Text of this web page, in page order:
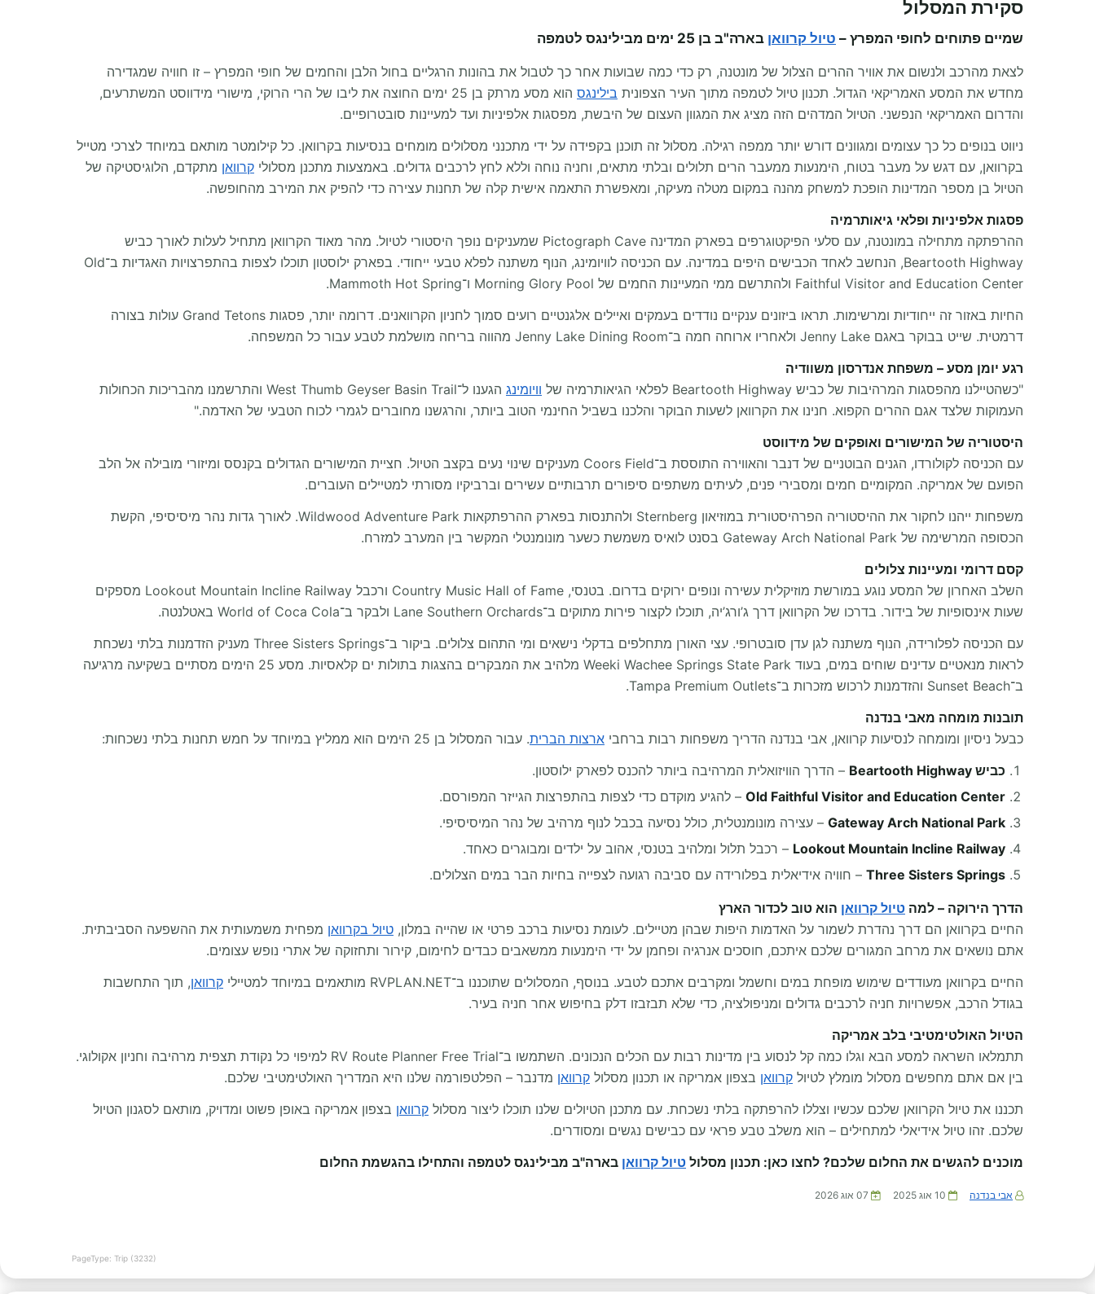
סקירת המסלול
שמיים פתוחים לחופי המפרץ – טיול קרוואן בארה"ב בן 25 ימים מבילינגס לטמפה
לצאת מהרכב ולנשום את אוויר ההרים הצלול של מונטנה, רק כדי כמה שבועות אחר כך לטבול את בהונות הרגליים בחול הלבן והחמים של חופי המפרץ – זו חוויה שמגדירה
מחדש את המסע האמריקאי הגדול. תכנון טיול לטמפה מתוך העיר הצפונית בילינגס
הוא מסע מרתק בן 25 ימים החוצה את ליבו של הרי הרוקי, מישורי מידווסט המשתרעים,
והדרום האמריקאי הנפשני. הטיול המדהים הזה מציג את המגוון העצום של היבשת, מפסגות אלפיניות ועד למעיינות סובטרופיים.
ניווט בנופים כל כך עצומים ומגוונים דורש יותר ממפה רגילה. מסלול זה תוכנן בקפידה על ידי מתכנני מסלולים מומחים בנסיעות בקרוואן. כל קילומטר מותאם במיוחד לצרכי מטייל
בקרוואן, עם דגש על מעבר בטוח, הימנעות ממעבר הרים תלולים ובלתי מתאים, וחניה נוחה וללא לחץ לרכבים גדולים. באמצעות מתכנן מסלולי קרוואן מתקדם, הלוגיסטיקה של
הטיול בן מספר המדינות הופכת למשחק מהנה במקום מטלה מעיקה, ומאפשרת התאמה אישית קלה של תחנות עצירה כדי להפיק את המירב מהחופשה.
פסגות אלפיניות ופלאי גיאותרמיה
ההרפתקה מתחילה במונטנה, עם סלעי הפיקטוגרפים בפארק המדינה Pictograph Cave שמעניקים נופך היסטורי לטיול. מהר מאוד הקרוואן מתחיל לעלות לאורך כביש
Beartooth Highway, הנחשב לאחד הכבישים היפים במדינה. עם הכניסה לוויומינג, הנוף משתנה לפלא טבעי ייחודי. בפארק ילוסטון תוכלו לצפות בהתפרצויות האגדיות ב־Old
Faithful Visitor and Education Center ולהתרשם ממי המעיינות החמים של Morning Glory Pool ו־Mammoth Hot Spring.
החיות באזור זה ייחודיות ומרשימות. תראו ביזונים ענקיים נודדים בעמקים ואיילים אלגנטיים רועים סמוך לחניון הקרוואנים. דרומה יותר, פסגות Grand Tetons עולות בצורה
דרמטית. שייט בבוקר באגם Jenny Lake ולאחריו ארוחה חמה ב־Jenny Lake Dining Room מהווה בריחה מושלמת לטבע עבור כל המשפחה.
רגע יומן מסע – משפחת אנדרסון משוודיה
"כשהטיילנו מהפסגות המרהיבות של כביש Beartooth Highway לפלאי הגיאותרמיה של
וויומינג
הגענו ל־West Thumb Geyser Basin Trail והתרשמנו מהבריכות הכחולות
העמוקות שלצד אגם ההרים הקפוא. חנינו את הקרוואן לשעות הבוקר והלכנו בשביל החינמי הטוב ביותר, והרגשנו מחוברים לגמרי לכוח הטבעי של האדמה."
היסטוריה של המישורים ואופקים של מידווסט
עם הכניסה לקולורדו, הגנים הבוטניים של דנבר והאווירה התוססת ב־Coors Field מעניקים שינוי נעים בקצב הטיול. חציית המישורים הגדולים בקנסס ומיזורי מובילה אל הלב
הפועם של אמריקה. המקומיים חמים ומסבירי פנים, לעיתים משתפים סיפורים תרבותיים עשירים וברביקיו מסורתי למטיילים העוברים.
משפחות ייהנו לחקור את ההיסטוריה הפרהיסטורית במוזיאון Sternberg ולהתנסות בפארק ההרפתקאות Wildwood Adventure Park. לאורך גדות נהר מיסיסיפי, הקשת
הכסופה המרשימה של Gateway Arch National Park בסנט לואיס משמשת כשער מונומנטלי המקשר בין המערב למזרח.
קסם דרומי ומעיינות צלולים
השלב האחרון של המסע נוגע במורשת מוזיקלית עשירה ונופים ירוקים בדרום. בטנסי, Country Music Hall of Fame ורכבל Lookout Mountain Incline Railway מספקים
שעות אינסופיות של בידור. בדרכו של הקרוואן דרך ג’ורג’יה, תוכלו לקצור פירות מתוקים ב־Lane Southern Orchards ולבקר ב־World of Coca Cola באטלנטה.
עם הכניסה לפלורידה, הנוף משתנה לגן עדן סובטרופי. עצי האורן מתחלפים בדקלי נישאים ומי התהום צלולים. ביקור ב־Three Sisters Springs מעניק הזדמנות בלתי נשכחת
לראות מנאטיים עדינים שוחים במים, בעוד Weeki Wachee Springs State Park מלהיב את המבקרים בהצגות בתולות ים קלאסיות. מסע 25 הימים מסתיים בשקיעה מרגיעה
ב־Sunset Beach והזדמנות לרכוש מזכרות ב־Tampa Premium Outlets.
תובנות מומחה מאבי בנדנה
כבעל ניסיון ומומחה לנסיעות קרוואן, אבי בנדנה הדריך משפחות רבות ברחבי ארצות הברית. עבור המסלול בן 25 הימים הוא ממליץ במיוחד על חמש תחנות בלתי נשכחות:
כביש Beartooth Highway
– הדרך הוויזואלית המרהיבה ביותר להכנס לפארק ילוסטון.
Old Faithful Visitor and Education Center – להגיע מוקדם כדי לצפות בהתפרצות הגייזר המפורסם.
Gateway Arch National Park – עצירה מונומנטלית, כולל נסיעה בכבל לנוף מרהיב של נהר המיסיסיפי.
Lookout Mountain Incline Railway – רכבל תלול ומלהיב בטנסי, אהוב על ילדים ומבוגרים כאחד.
Three Sisters Springs – חוויה אידיאלית בפלורידה עם סביבה רגועה לצפייה בחיות הבר במים הצלולים.
הדרך הירוקה – למה טיול קרוואן הוא טוב לכדור הארץ
החיים בקרוואן הם דרך נהדרת לשמור על האדמות היפות שבהן מטיילים. לעומת נסיעות ברכב פרטי או שהייה במלון, טיול בקרוואן מפחית משמעותית את ההשפעה הסביבתית.
אתם נושאים את מרחב המגורים שלכם איתכם, חוסכים אנרגיה ופחמן על ידי הימנעות ממשאבים כבדים לחימום, קירור ותחזוקה של אתרי נופש עצומים.
החיים בקרוואן מעודדים שימוש מופחת במים וחשמל ומקרבים אתכם לטבע. בנוסף, המסלולים שתוכננו ב־RVPLAN.NET מותאמים במיוחד למטיילי
קרוואן, תוך התחשבות
בגודל הרכב, אפשרויות חניה לרכבים גדולים ומניפולציה, כדי שלא תבזבזו דלק בחיפוש אחר חניה בעיר.
הטיול האולטימטיבי בלב אמריקה
תתמלאו השראה למסע הבא וגלו כמה קל לנסוע בין מדינות רבות עם הכלים הנכונים. השתמשו ב־RV Route Planner Free Trial למיפוי כל נקודת תצפית מרהיבה וחניון אקולוגי.
בין אם אתם מחפשים מסלול מומלץ לטיול קרוואן בצפון אמריקה או תכנון מסלול קרוואן מדנבר – הפלטפורמה שלנו היא המדריך האולטימטיבי שלכם.
תכננו את טיול הקרוואן שלכם עכשיו וצללו להרפתקה בלתי נשכחת. עם מתכנן הטיולים שלנו תוכלו ליצור מסלול קרוואן בצפון אמריקה באופן פשוט ומדויק, מותאם לסגנון הטיול
שלכם. זהו טיול אידיאלי למתחילים – הוא משלב טבע פראי עם כבישים נגשים ומסודרים.
מוכנים להגשים את החלום שלכם? לחצו כאן: תכנון מסלול טיול קרוואן בארה"ב מבילינגס לטמפה והתחילו בהגשמת החלום
אבי בנדנה 10 אוג 2025 07 אוג 2026
PageType: Trip (3232)